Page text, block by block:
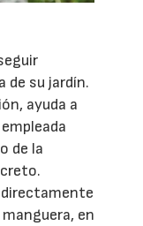
de su jardín.
ayuda a
de la
en